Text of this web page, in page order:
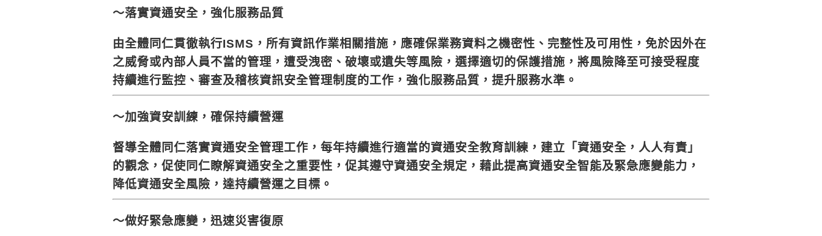
～落實資通安全，強化服務品質
由全體同仁貫徹執行ISMS，所有資訊作業相關措施，應確保業務資料之機密性、完整性及可用性，免於因外在
之威脅或內部人員不當的管理，遭受洩密、破壞或遺失等風險，選擇適切的保護措施，將風險降至可接受程度
持續進行監控、審查及稽核資訊安全管理制度的工作，強化服務品質，提升服務水準。
～加強資安訓練，確保持續營運
督導全體同仁落實資通安全管理工作，每年持續進行適當的資通安全教育訓練，建立「資通安全，人人有責」
的觀念，促使同仁瞭解資通安全之重要性，促其遵守資通安全規定，藉此提高資通安全智能及緊急應變能力，
降低資通安全風險，達持續營運之目標。
～做好緊急應變，迅速災害復原